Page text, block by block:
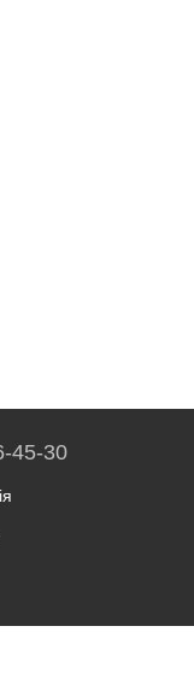
45-30